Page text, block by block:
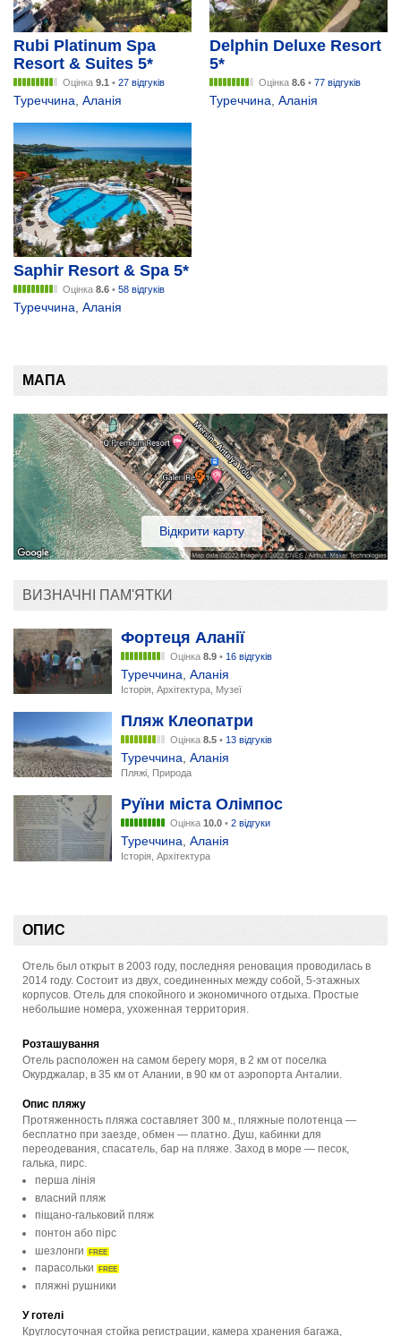
Rubi Platinum Spa
Resort & Suites 5*
Оцінка 9.1 • 27 відгуків
Туреччина, Аланія
Delphin Deluxe Resort
5*
Оцінка 8.6 • 77 відгуків
Туреччина, Аланія
Saphir Resort & Spa 5*
Оцінка 8.6 • 58 відгуків
Туреччина Аланія
МАПА
Відкрити карту
ВИЗНАЧНІ ПАМ'ЯТКИ
Фортеця Аланії
Оцінка 8.9 • 16 відгуків
Туреччина Аланія
Історія, Архітектура, Музеї
Пляж Клеопатри
Оцінка 8.5 • 13 відгуків
Туреччина Аланія
Пляжі, Природа
Руїни міста Олімпос
Оцінка 10.0 • 2 відгуки
Туреччина, Аланія
Історія, Архітектура
ОПИС
Отель был открыт в 2003 году, последняя реновация проводилась в
2014 году. Состоит из двух, соединенных между собой, 5-этажных
корпусов. Отель для спокойного и экономичного отдыха. Простые
небольшие номера, ухоженная территория.
Розташування
Отель расположен на самом берегу моря, в 2 км от поселка
Окурджалар, в 35 км от Алании, в 90 км от аэропорта Анталии.
Опис пляжу
Протяженность пляжа составляет 300 м., пляжные полотенца —
бесплатно при заезде, обмен — платно. Душ, кабинки для
переодевания, спасатель, бар на пляже. Заход в море — песок,
галька, пирс.
перша лінія
власний пляж
піщано-гальковий пляж
понтон або пірс
шезлонги FREE
парасольки FREE
пляжні рушники
У готелі
Круглосуточная стойка регистрации, камера хранения багажа,